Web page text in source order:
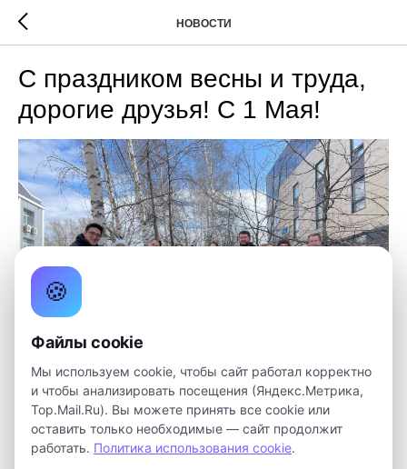
НОВОСТИ
С праздником весны и труда,
дорогие друзья! С 1 Мая!
В этот день наш коллектив не только отмечает
🍪
Файлы cookie
Мы используем cookie, чтобы сайт работал корректно
и чтобы анализировать посещения (Яндекс.Метрика,
Top.Mail.Ru). Вы можете принять все cookie или
оставить только необходимые — сайт продолжит
работать. Политика использования cookie.